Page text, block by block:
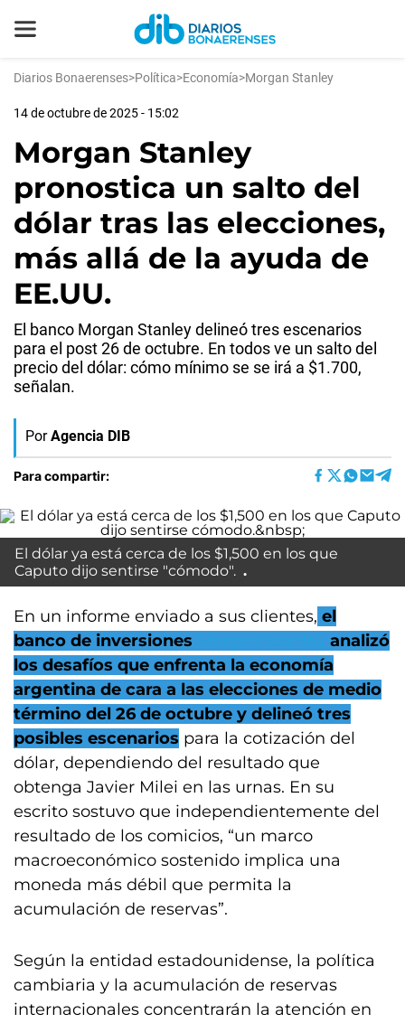
Diarios Bonaerenses>Política>Economía>Morgan Stanley
14 de octubre de 2025 - 15:02
Morgan Stanley
pronostica un salto del
dólar tras las elecciones,
más allá de la ayuda de
EE.UU.
El banco Morgan Stanley delineó tres escenarios
para el post 26 de octubre. En todos ve un salto del
precio del dólar: cómo mínimo se se irá a $1.700,
señalan.
Por Agencia DIB
Para compartir:
El dólar ya está cerca de los $1,500 en los que
Caputo dijo sentirse "cómodo".
En un informe enviado a sus clientes, el
banco de inversiones
analizó
los desafíos que enfrenta la economía
argentina de cara a las elecciones de medio
término del 26 de octubre y delineó tres
posibles escenarios para la cotización del
dólar, dependiendo del resultado que
obtenga Javier Milei en las urnas. En su
escrito sostuvo que independientemente del
resultado de los comicios, “un marco
macroeconómico sostenido implica una
moneda más débil que permita la
acumulación de reservas”.
Según la entidad estadounidense, la política
cambiaria y la acumulación de reservas
internacionales concentrarán la atención en